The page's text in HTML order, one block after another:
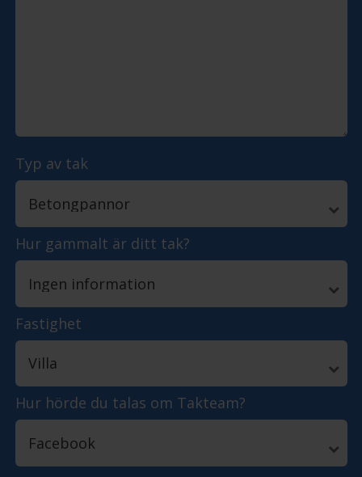
Typ av tak
Hur gammalt är ditt tak?
Fastighet
Hur hörde du talas om Takteam?